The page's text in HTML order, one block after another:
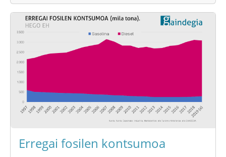
Erregai fosilen kontsumoa